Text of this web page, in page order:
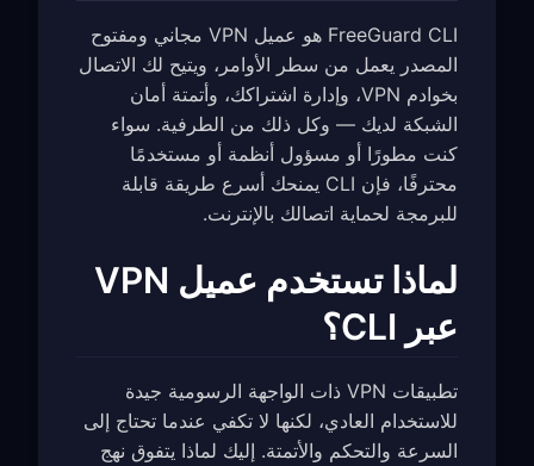
FreeGuard CLI هو عميل VPN مجاني ومفتوح
المصدر يعمل من سطر الأوامر، ويتيح لك الاتصال
بخوادم VPN، وإدارة اشتراكك، وأتمتة أمان
الشبكة لديك — وكل ذلك من الطرفية. سواء
كنت مطورًا أو مسؤول أنظمة أو مستخدمًا
محترفًا، فإن CLI يمنحك أسرع طريقة قابلة
للبرمجة لحماية اتصالك بالإنترنت.
لماذا تستخدم عميل VPN
عبر CLI؟
تطبيقات VPN ذات الواجهة الرسومية جيدة
للاستخدام العادي، لكنها لا تكفي عندما تحتاج إلى
السرعة والتحكم والأتمتة. إليك لماذا يتفوق نهج